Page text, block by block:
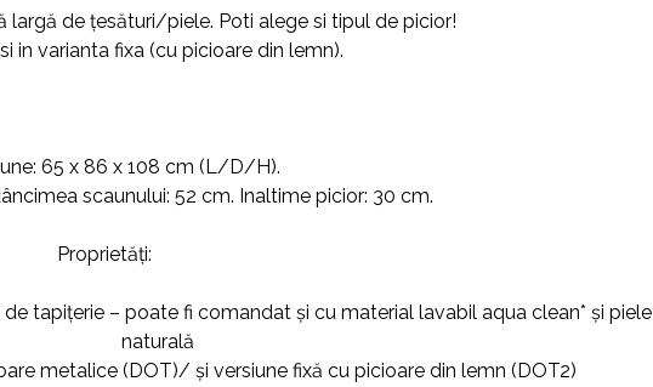
largă de țesături/piele. Poti alege si tipul de picior!
in varianta fixa (cu picioare din lemn).
65 x 86 x 108 cm (L/D/H).
scaunului: 52 cm. Inaltime picior: 30 cm.
Proprietăți:
tapițerie – poate fi comandat și cu material lavabil aqua clean* și piele
naturală
metalice (DOT)/ și versiune fixă ​​cu picioare din lemn (DOT2)